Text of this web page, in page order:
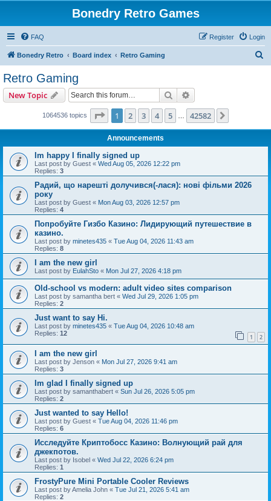
Bonedry Retro Games
FAQ Login
Register
Bonedry Retro Board index Retro Gaming
Retro Gaming
New Topic Search
1064536 topics Page 1of 42582
1 2 3 4 5 42582
Announcements
Im happy I finally signed up
Last post by Guest « Wed Aug 05, 2026 12:22 pm
Replies: 3
Радий, що нарешті долучився(-лася): нові фільми 2026
року
Last post by Guest « Mon Aug 03, 2026 12:57 pm
Replies: 4
Попробуйте Гизбо Казино: Лидирующий путешествие в
казино.
Last post by minetes435 « Tue Aug 04, 2026 11:43 am
Replies: 8
I am the new girl
Last post by EulahSto « Mon Jul 27, 2026 4:18 pm
Old-school vs modern: adult video sites comparison
Last post by samantha bert « Wed Jul 29, 2026 1:05 pm
Replies: 2
Just want to say Hi.
Last post by minetes435 « Tue Aug 04, 2026 10:48 am
Replies: 12 1 2
I am the new girl
Last post by Jenson « Mon Jul 27, 2026 9:41 am
Replies: 3
Im glad I finally signed up
Last post by samanthabert « Sun Jul 26, 2026 5:05 pm
Replies: 2
Just wanted to say Hello!
Last post by Guest « Tue Aug 04, 2026 11:46 pm
Replies: 6
Исследуйте Криптобосс Казино: Волнующий рай для
джекпотов.
Last post by Isobel « Wed Jul 22, 2026 6:24 pm
Replies: 1
FrostyPure Mini Portable Cooler Reviews
Last post byAmelia John « Tue Jul 21, 2026 5:41 am
Replies: 2